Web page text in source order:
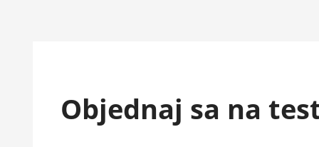
Objednaj sa na